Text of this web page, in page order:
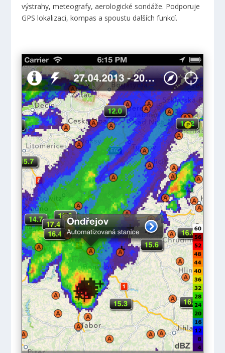
výstrahy, meteografy, aerologické sondáže. Podporuje
GPS lokalizaci, kompas a spoustu dalších funkcí.